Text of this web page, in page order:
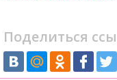
Поделиться